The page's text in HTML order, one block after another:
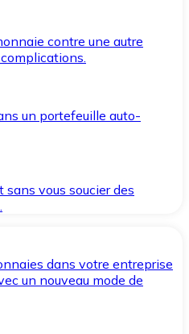
contre une autre
un portefeuille auto-
vous soucier des
dans votre entreprise
un nouveau mode de